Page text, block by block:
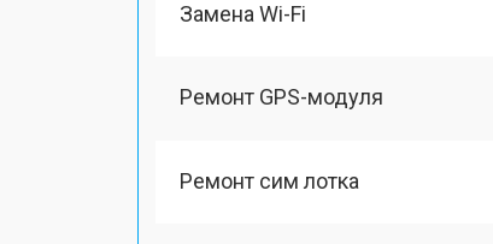
Замена Wi-Fi
Ремонт GPS-модуля
Ремонт сим лотка